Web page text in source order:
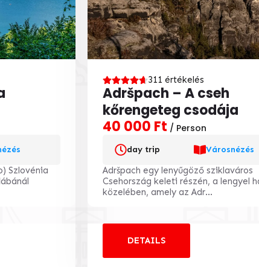
Szlovénia
311 értékelés
Adršpach – A cseh
kőrengeteg csodája
40 000 Ft / Person
day trip Városnézés
Adršpach egy lenyűgöző sziklaváros
Csehország keleti részén, a lengyel
közelében, amely az Adr...
DETAILS